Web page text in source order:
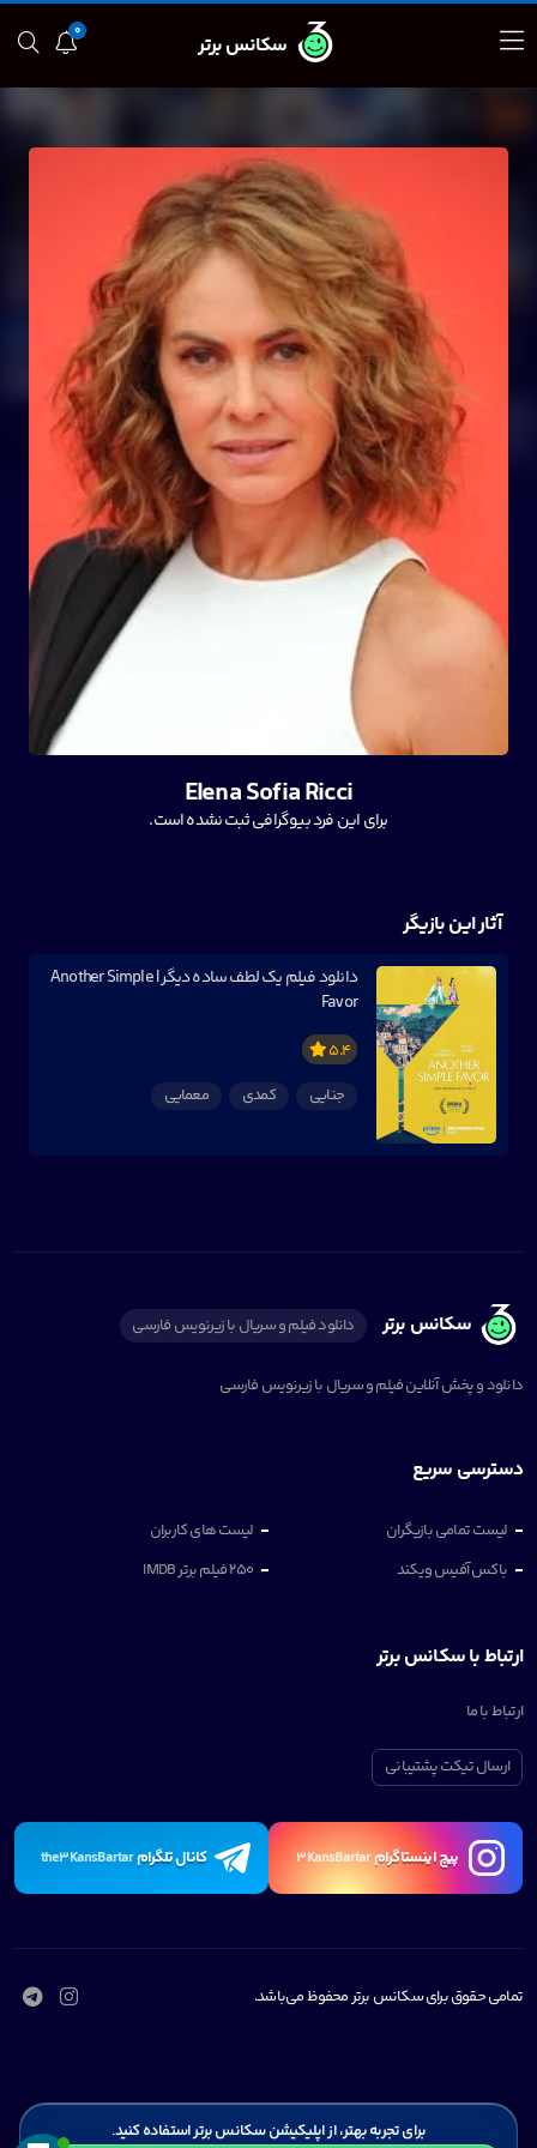
0
سکانس برتر
Elena Sofia Ricci
برای این فرد بیوگرافی ثبت نشده است.
آثار این بازیگر
دانلود فیلم یک لطف ساده دیگر | Another Simple
Favor
5.4
جنایی
کمدی معمایی
سکانس برتر دانلود فیلم و سریال با زیرنویس فارسی
دانلود و پخش آنلاین فیلم و سریال با زیرنویس فارسی
دسترسی سریع
لیست تمامی بازیگران
لیست های کاربران
باکس آفیس ویکند
250 فیلم برتر IMDB
ارتباط با سکانس برتر
ارتباط با ما
ارسال تیکت پشتیبانی
پیچ اینستاگرام3KansBartar کانال تلگرامthe3KansBartar
تمامی حقوق برای سکانس برتر محفوظ می‌باشد.
برای تجربه بهتر، از اپلیکیشن سکانس برتر استفاده کنید.